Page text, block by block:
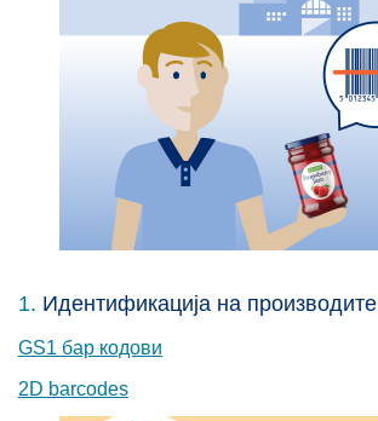
1. Идентификација на производите
GS1 бар кодови
2D barcodes